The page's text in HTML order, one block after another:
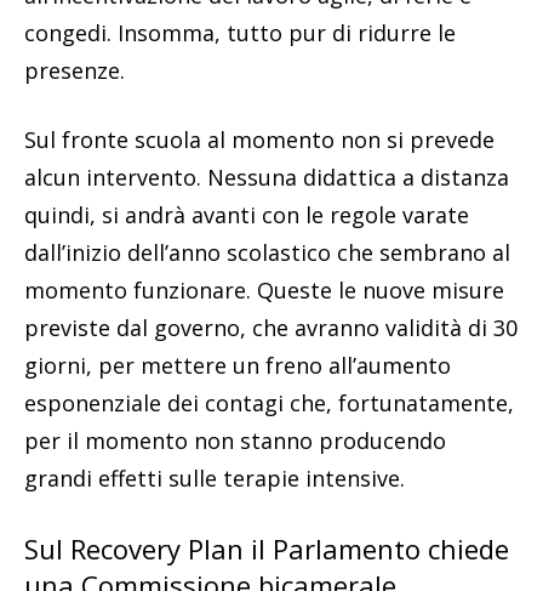
congedi. Insomma, tutto pur di ridurre le
presenze.
Sul fronte scuola al momento non si prevede
alcun intervento. Nessuna didattica a distanza
quindi, si andrà avanti con le regole varate
dall’inizio dell’anno scolastico che sembrano al
momento funzionare. Queste le nuove misure
previste dal governo, che avranno validità di 30
giorni, per mettere un freno all’aumento
esponenziale dei contagi che, fortunatamente,
per il momento non stanno producendo
grandi effetti sulle terapie intensive.
Sul Recovery Plan il Parlamento chiede